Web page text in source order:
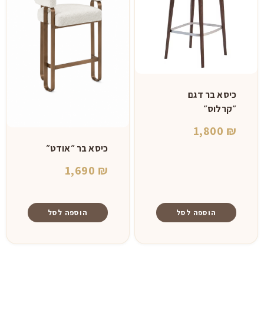
כיסא בר דגם
״קרלוס״
1,800 ₪
הוספה לסל
כיסא בר ״אודט״
1,690 ₪
הוספה לסל